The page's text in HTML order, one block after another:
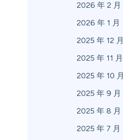
2026 年 2 月
2026 年 1 月
2025 年 12 月
2025 年 11 月
2025 年 10 月
2025 年 9 月
2025 年 8 月
2025 年 7 月